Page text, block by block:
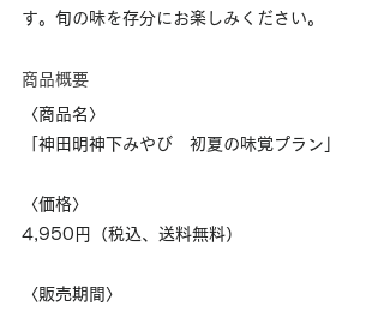
す。旬の味を存分にお楽しみください。
商品概要
〈商品名〉
「神田明神下みやび　初夏の味覚プラン」
〈価格〉
4,950円（税込、送料無料）
〈販売期間〉